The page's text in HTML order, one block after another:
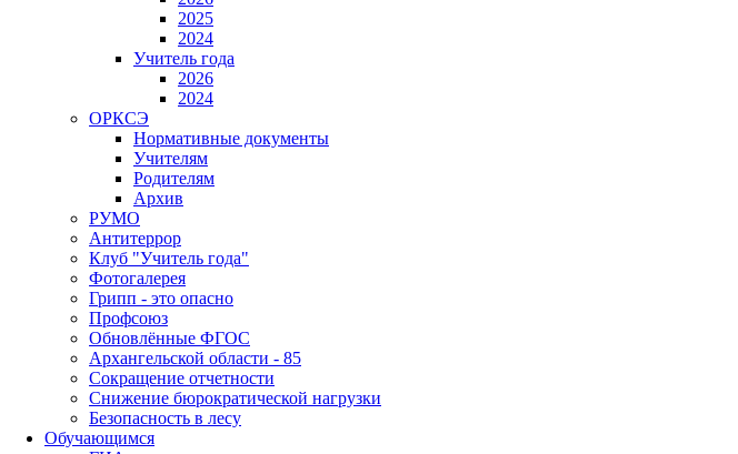
2025
2024
Учитель года
2026
2024
ОРКСЭ
Нормативные документы
Учителям
Родителям
Архив
РУМО
Антитеррор
Клуб "Учитель года"
Фотогалерея
Грипп - это опасно
Профсоюз
Обновлённые ФГОС
Архангельской области - 85
Сокращение отчетности
Снижение бюрократической нагрузки
Безопасность в лесу
Обучающимся